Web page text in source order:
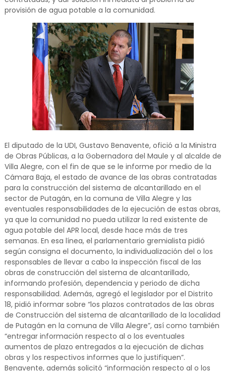
provisión de agua potable a la comunidad.
El diputado de la UDI, Gustavo Benavente, ofició a la Ministra
de Obras Públicas, a la Gobernadora del Maule y al alcalde de
Villa Alegre, con el fin de que se le informe por medio de la
Cámara Baja, el estado de avance de las obras contratadas
para la construcción del sistema de alcantarillado en el
sector de Putagán, en la comuna de Villa Alegre y las
eventuales responsabilidades de la ejecución de estas obras,
ya que la comunidad no pueda utilizar la red existente de
agua potable del APR local, desde hace más de tres
semanas. En esa línea, el parlamentario gremialista pidió
según consigna el documento, la individualización del o los
responsables de llevar a cabo la inspección fiscal de las
obras de construcción del sistema de alcantarillado,
informando profesión, dependencia y periodo de dicha
responsabilidad. Además, agregó el legislador por el Distrito
18, pidió informar sobre “los plazos contratados de las obras
de Construcción del sistema de alcantarillado de la localidad
de Putagán en la comuna de Villa Alegre”, así como también
“entregar información respecto al o los eventuales
aumentos de plazo entregados a la ejecución de dichas
obras y los respectivos informes que lo justifiquen”.
Benavente, además solicitó “información respecto al o los